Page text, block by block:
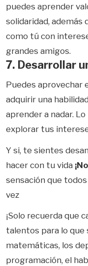
puedes aprender
solidaridad, además
como tú con
grandes amigos.
7. Desarrollar
Puedes aprovechar
adquirir una
aprender a nadar.
explorar tus
Y si, te sientes
hacer con tu vida
sensación que
vez
¡Solo recuerda que
talentos para lo que
matemáticas, los
programación, el